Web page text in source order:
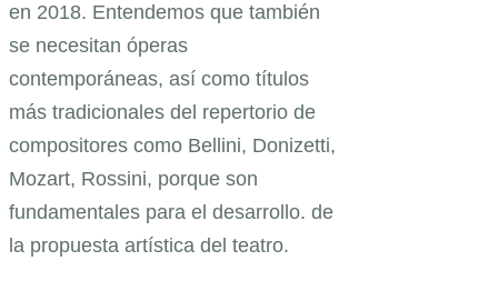
en 2018. Entendemos que también
se necesitan óperas
contemporáneas, así como títulos
más tradicionales del repertorio de
compositores como Bellini, Donizetti,
Mozart, Rossini, porque son
fundamentales para el desarrollo. de
la propuesta artística del teatro.